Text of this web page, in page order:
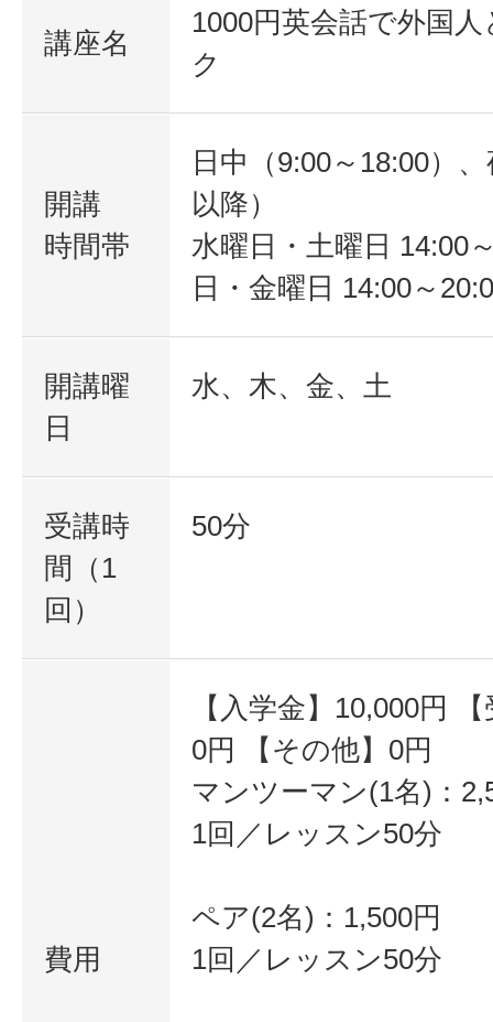
講座名
1000円英会話で外国
ク
開講
時間帯
日中（9:00～18:00）
以降）
水曜日・土曜日 14:00
日・金曜日 14:00～
開講曜
日
水、木、金、土
受講時
間（1
回）
50分
費用
【入学金】10,000円
0円 【その他】0円
マンツーマン(1名)：
1回／レッスン50分
ペア(2名)：1,500円
1回／レッスン50分